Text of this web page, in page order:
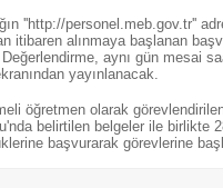
''http://personel.meb.gov.tr''
itibaren alınmaya başlanan
aynı gün mesai
yayınlanacak.
öğretmen olarak
belirtilen belgeler ile birlikte
başvurarak görevlerine